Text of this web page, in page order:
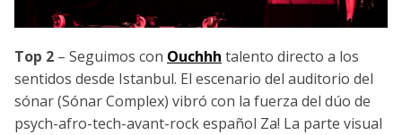
Top 2 – Seguimos con Ouchhh talento directo a los
sentidos desde Istanbul. El escenario del auditorio del
sónar (Sónar Complex) vibró con la fuerza del dúo de
psych-afro-tech-avant-rock español Za! La parte visual